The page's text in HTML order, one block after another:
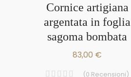
cornice artigiana
argentata in foglia
sagoma bombata
83,00 €
(0 Recensioni)